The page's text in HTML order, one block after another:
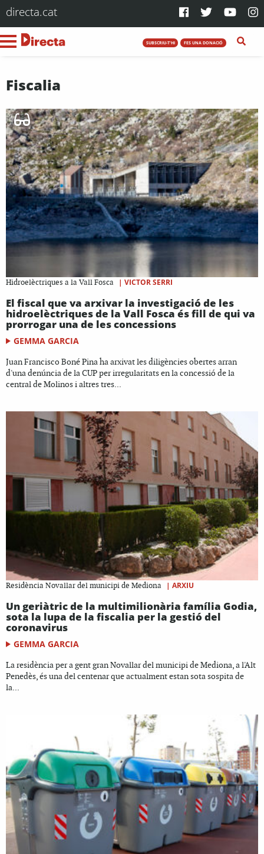
directa.cat
SUBSCRIU-T'HI FES UNA DONACIÓ
Fiscalia
Hidroelèctriques a la Vall Fosca | VICTOR SERRI
El fiscal que va arxivar la investigació de les
hidroelèctriques de la Vall Fosca és fill de qui va
prorrogar una de les concessions
GEMMA GARCIA
Juan Francisco Boné Pina ha arxivat les diligències obertes arran
d'una denúncia de la CUP per irregularitats en la concessió de la
central de Molinos i altres tres...
Residència Novallar del municipi de Mediona | ARXIU
Un geriàtric de la multimilionària família Godia,
sota la lupa de la fiscalia per la gestió del
coronavirus
GEMMA GARCIA
La residència per a gent gran Novallar del municipi de Mediona, a l'Alt
Penedès, és una del centenar que actualment estan sota sospita de
la...